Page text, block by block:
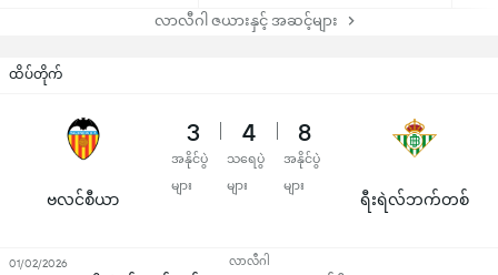
လာလီဂါ ဇယားနှင့် အဆင့်များ
ထိပ်တိုက်
ဗလင်စီယာ
3
အနိုင်ပွဲ
များ
4
သရေပွဲ
များ
8
အနိုင်ပွဲ
များ
ရီးရဲလ်ဘက်တစ်
လာလီဂါ
01/02/2026